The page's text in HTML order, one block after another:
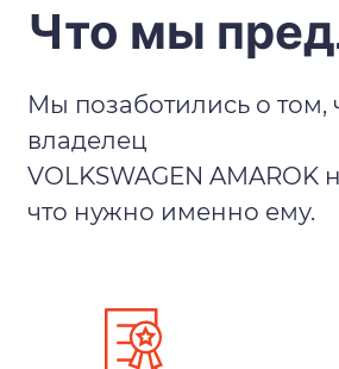
Что мы
Мы позаботились о
владелец
VOLKSWAGEN AMAROK
что нужно именно ему.